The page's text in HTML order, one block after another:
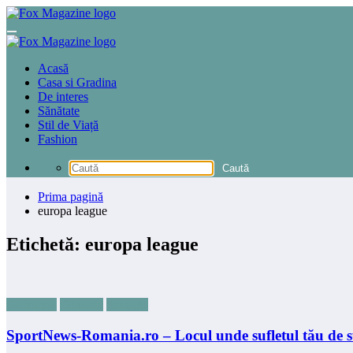
Sari
conținut
Acasă
Casa si Gradina
De interes
Sănătate
Stil de Viață
Fashion
Prima pagină
europa league
Etichetă: europa league
SportNews-Romania.ro – Locul unde sufletul tău de